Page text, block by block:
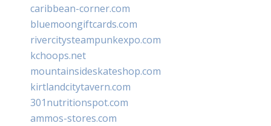
caribbean-corner.com
bluemoongiftcards.com
rivercitysteampunkexpo.com
kchoops.net
mountainsideskateshop.com
kirtlandcitytavern.com
301nutritionspot.com
ammos-stores.com